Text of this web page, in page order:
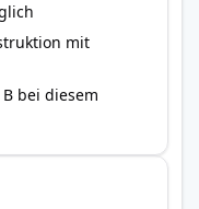
mit
bei diesem